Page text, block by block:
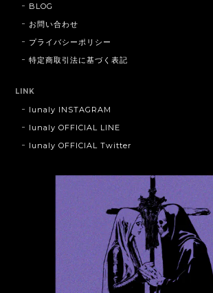
BLOG
お問い合わせ
プライバシーポリシー
特定商取引法に基づく表記
LINK
lunaly INSTAGRAM
lunaly OFFICIAL LINE
lunaly OFFICIAL Twitter